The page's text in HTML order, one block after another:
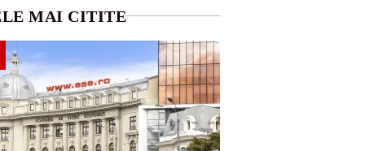
MAI CITITE